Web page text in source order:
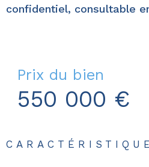
confidentiel, consultable
Prix du bien
550 000 €